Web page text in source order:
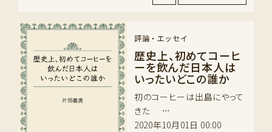
評論・エッセイ
歴史上、初めてコーヒ
ーを飲んだ日本人は
いったいどこの誰か
初のコーヒーは出島にやって
きた …
2020年10月01日 00:00